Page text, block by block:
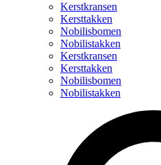
Kerstkransen
Kersttakken
Nobilisbomen
Nobilistakken
Kerstkransen
Kersttakken
Nobilisbomen
Nobilistakken